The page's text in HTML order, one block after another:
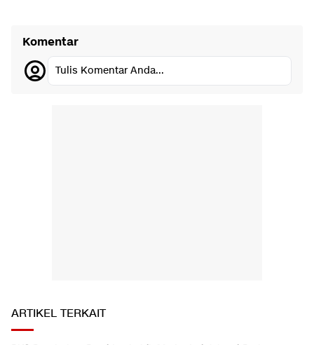
Komentar
Tulis Komentar Anda...
ARTIKEL TERKAIT